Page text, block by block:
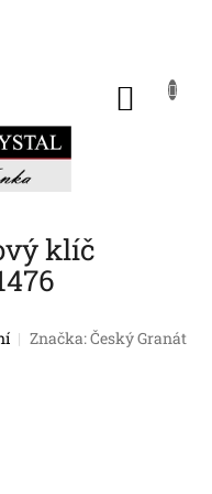
klíč
Značka:Český Granát